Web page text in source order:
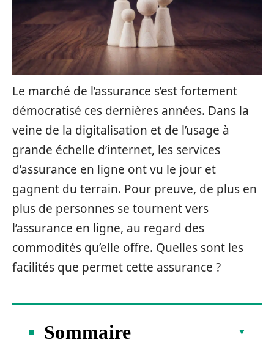
Le marché de l’assurance s’est fortement
démocratisé ces dernières années. Dans la
veine de la digitalisation et de l’usage à
grande échelle d’internet, les services
d’assurance en ligne ont vu le jour et
gagnent du terrain. Pour preuve, de plus en
plus de personnes se tournent vers
l’assurance en ligne, au regard des
commodités qu’elle offre. Quelles sont les
facilités que permet cette assurance ?
Sommaire